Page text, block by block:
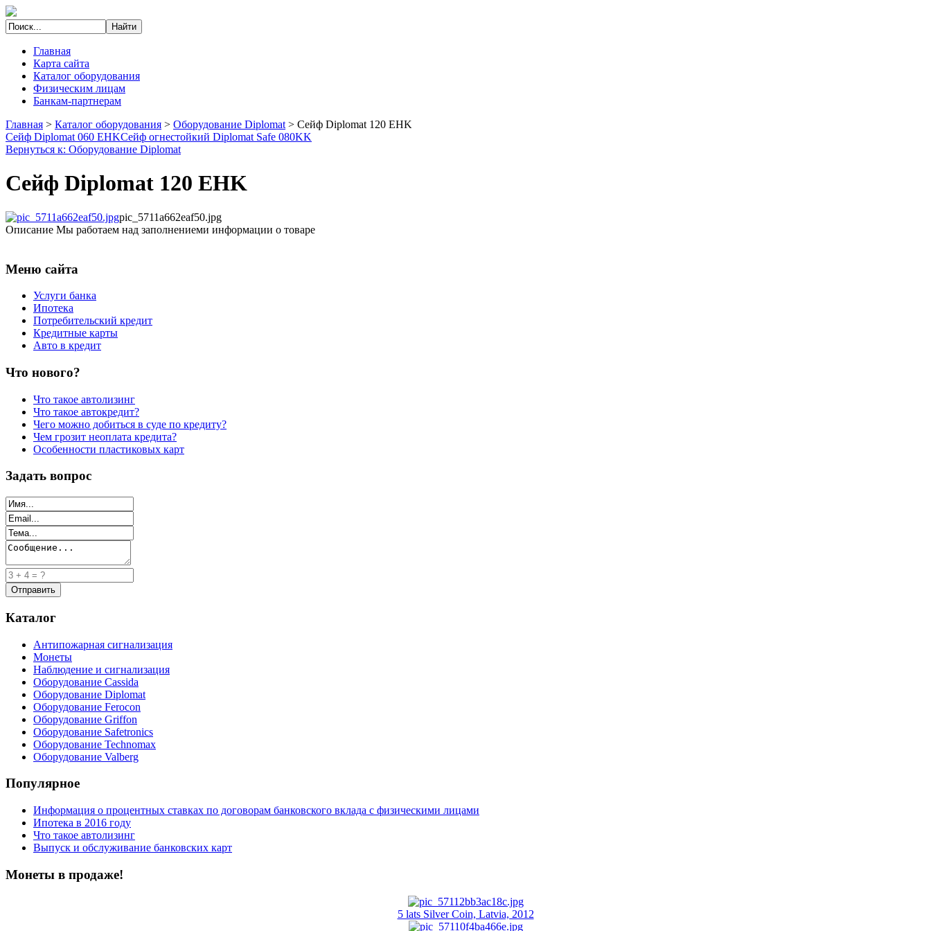
Главная
Карта сайта
Каталог оборудования
Физическим лицам
Банкам-партнерам
Главная > Каталог оборудования > Оборудование Diplomat > Сейф Diplomat 120 EHK
Сейф Diplomat 060 EHKСейф огнестойкий Diplomat Safe 080KK
Вернуться к: Оборудование Diplomat
Сейф Diplomat 120 EHK
pic_5711a662eaf50.jpg
Описание Мы работаем над заполнениеми информации о товаре
Меню сайта
Услуги банка
Ипотека
Потребительский кредит
Кредитные карты
Авто в кредит
Что нового?
Что такое автолизинг
Что такое автокредит?
Чего можно добиться в суде по кредиту?
Чем грозит неоплата кредита?
Особенности пластиковых карт
Задать вопрос
Каталог
Антипожарная сигнализация
Монеты
Наблюдение и сигнализация
Оборудование Cassida
Оборудование Diplomat
Оборудование Ferocon
Оборудование Griffon
Оборудование Safetronics
Оборудование Technomax
Оборудование Valberg
Популярное
Информация о процентных ставках по договорам банковского вклада с физическими лицами
Ипотека в 2016 году
Что такое автолизинг
Выпуск и обслуживание банковских карт
Монеты в продаже!
5 lats Silver Coin, Latvia, 2012